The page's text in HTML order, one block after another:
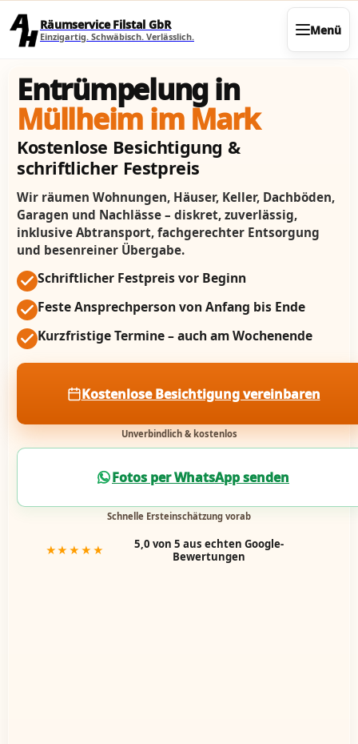
Räumservice Filstal GbR
Einzigartig. Schwäbisch. Verlässlich. Menü
Entrümpelung in
Müllheim im Mark
Kostenlose Besichtigung &
schriftlicher Festpreis
Wir räumen Wohnungen, Häuser, Keller, Dachböden,
Garagen und Nachlässe – diskret, zuverlässig,
inklusive Abtransport, fachgerechter Entsorgung
und besenreiner Übergabe.
Schriftlicher Festpreis vor Beginn
Feste Ansprechperson von Anfang bis Ende
Kurzfristige Termine – auch am Wochenende
Kostenlose Besichtigung vereinbaren
Unverbindlich & kostenlos
Fotos per WhatsApp senden
Schnelle Ersteinschätzung vorab
★★★★★
5,0 von 5 aus echten Google-
Bewertungen